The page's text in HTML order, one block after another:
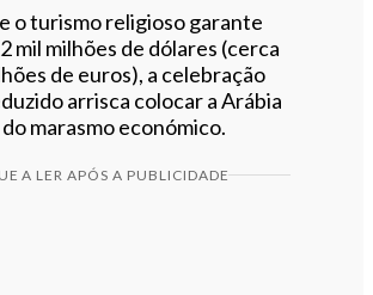
o turismo religioso garante
mil milhões de dólares (cerca
de euros), a celebração
arrisca colocar a Arábia
marasmo económico.
A LER APÓS A PUBLICIDADE